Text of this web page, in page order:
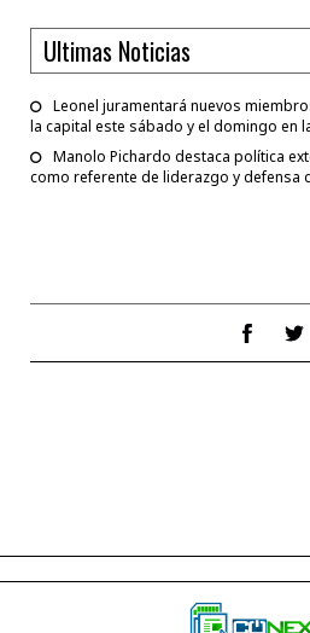
Ultimas Noticias
Leonel juramentará nuevos
la capital este sábado y el domingo en
Manolo Pichardo destaca política
como referente de liderazgo y defensa